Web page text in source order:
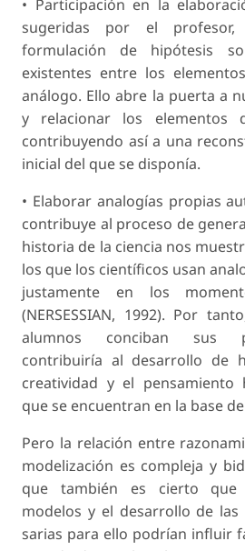
• Participación en la
sugeridas por el
formulación de hipótesis
existentes entre los
análogo. Ello abre la puerta a
y relacionar los elementos
contribuyendo así a una
inicial del que se disponía.
• Elaborar analogías propias
contribuye al proceso de
historia de la ciencia nos
los que los científicos usan
justamente en los
(NERSESSIAN, 1992). Por
alumnos conciban sus
contribuiría al desarrollo de
creatividad y el pensamien­to
que se encuentran en la base
Pero la relación entre
modelización es compleja y
que también es cierto que
modelos y el desarrollo de
sarias para ello podrían influir